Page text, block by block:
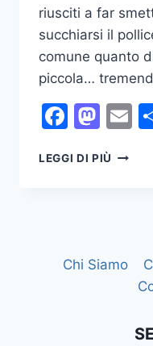
riusciti a far
succhiarsi il
comune quanto
piccola…
LEGGI DI PIÙ
Chi Siamo